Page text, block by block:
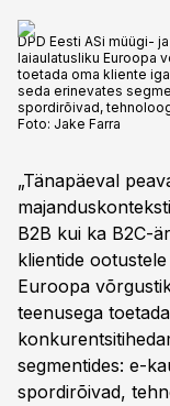
DPD Eesti ASi müügi-
laiaulatusliku Euroopa
toetada oma kliente
seda erinevates
spordirõivad,
Foto: Jake Farra
„Tänapäeval
B2B kui ka B2C-
klientide
Euroopa
teenusega
segmentides: e-
spordirõivad,